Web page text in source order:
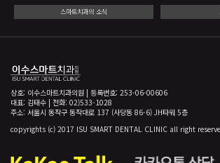
스마트치과의 소식
상호: 이수스마트치과의원 | 등록번호: 253-06-00606
대표: 김태수 | 전화: 02)533-1028
주소: 서울시 동작구 동작대로 137 (사당동 86-6) JH타워 5층
copyrights (c) 2017 ISU SMART DENTAL CLINIC all right